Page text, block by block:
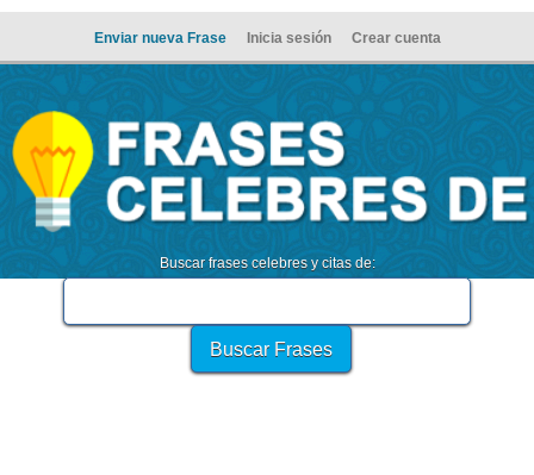
Enviar nueva Frase Inicia sesión Crear cuenta
Buscar frases celebres y citas de: